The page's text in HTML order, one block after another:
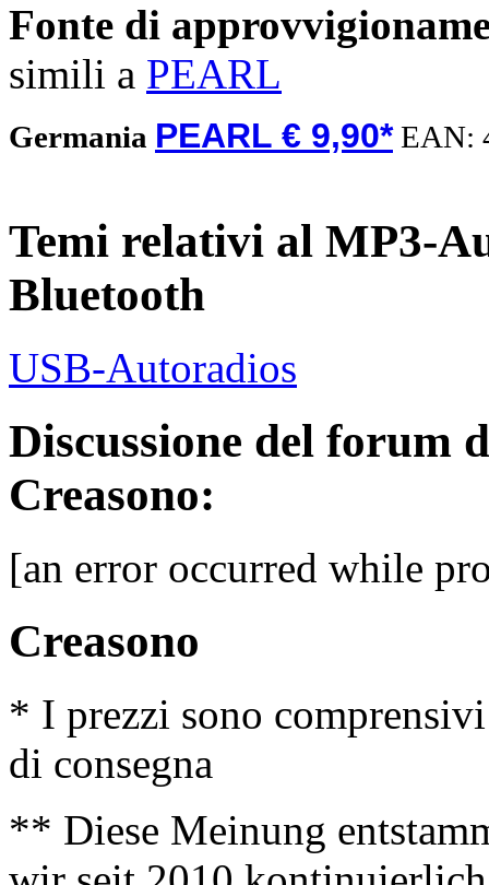
Fonte di
simili a PEARL
Germania PEARL € 9,90*EAN:
Temi relativi al MP3-
Bluetooth
USB-Autoradios
Discussione del forum
Creasono:
[an error occurred while
Creasono
* I prezzi sono
di consegna
** Diese Meinung